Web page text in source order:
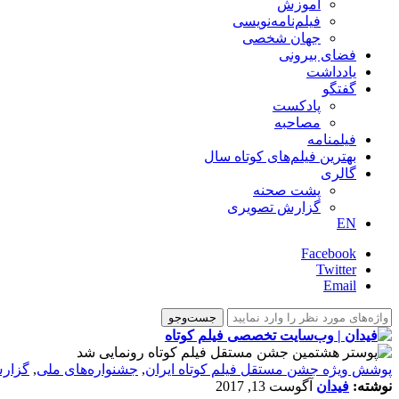
آموزش
فیلم‌نامه‌نویسی
جهان شخصی
فضای بیرونی
یادداشت
گفتگو
پادکست
مصاحبه
فیلمنامه
بهترین فیلم‌های کوتاه سال
گالری
پشت صحنه
گزارش تصویری
EN
Facebook
Twitter
Email
پوشش ویژه جشن مستقل فیلم کوتاه ایران, جشنواره‌های ملی,
نوشته: فیدان آگوست 13, 2017